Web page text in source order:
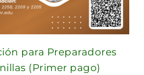
para Preparadores
(Primer pago)